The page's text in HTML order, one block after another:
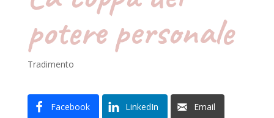
potere personale
Tradimento
Facebook LinkedIn Email